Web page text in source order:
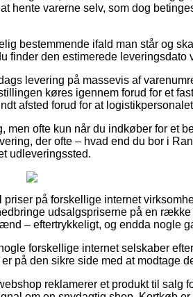
hente varerne selv, som dog
bestemmende ifald man står og
finder den estimerede leveringsdato
levering på massevis af
køres igennem forud for et
afsted forud for at
men ofte kun når du indkøber for et
der ofte – hvad end du bor i
udleveringssted.
på forskellige internet
udsalgspriserne på en række
– eftertrykkeligt, og endda nogle
forskellige internet selskaber
på den sikre side med at modtage
reklamerer et produkt til salg